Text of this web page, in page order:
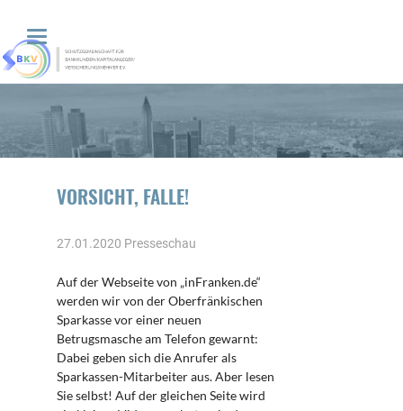
VORSICHT, FALLE!
27.01.2020 Presseschau
Auf der Webseite von „inFranken.de“
werden wir von der Oberfränkischen
Sparkasse vor einer neuen
Betrugsmasche am Telefon gewarnt:
Dabei geben sich die Anrufer als
Sparkassen-Mitarbeiter aus. Aber lesen
Sie selbst! Auf der gleichen Seite wird